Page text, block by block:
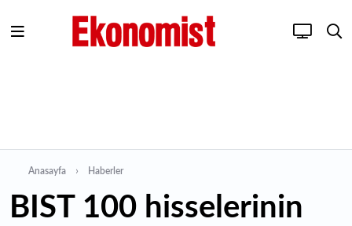
Anasayfa Haberler
BIST 100 hisselerinin